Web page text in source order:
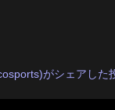
がシェアした